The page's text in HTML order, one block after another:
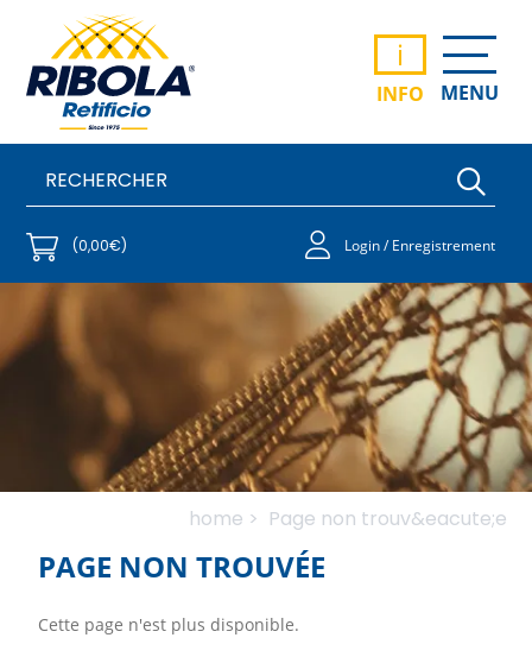
i
INFO MENU
(0,00€) Login / Enregistrement
home > Page non trouv&eacute;e
PAGE NON TROUVÉE
Cette page n'est plus disponible.